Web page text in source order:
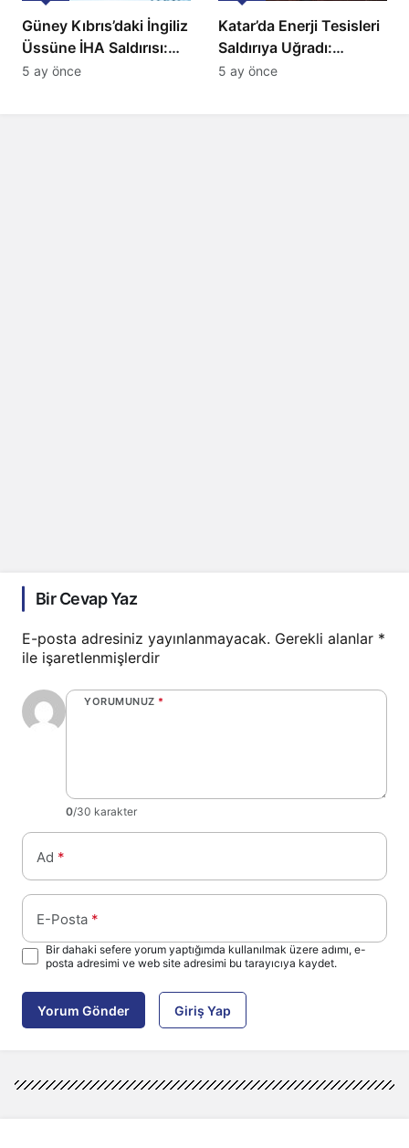
Güney Kıbrıs’daki İngiliz
Üssüne İHA Saldırısı:
Patlama, Sirenler ve
5 ay önce
Katar’da Enerji Tesisleri
Saldırıya Uğradı:
Avrupa’da Doğalgaz
5 ay önce
Bir Cevap Yaz
E-posta adresiniz yayınlanmayacak. Gerekli alanlar *
ile işaretlenmişlerdir
YORUMUNUZ *
0/30 karakter
Ad *
E-Posta *
Bir dahaki sefere yorum yaptığımda kullanılmak üzere adımı, e-
posta adresimi ve web site adresimi bu tarayıcıya kaydet.
Yorum Gönder Giriş Yap